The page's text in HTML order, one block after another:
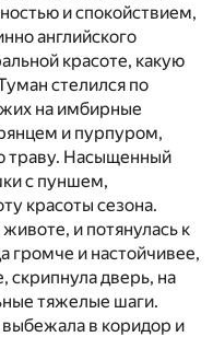
и спокойствием,
английского
красоте, какую
стелился по
на имбирные
и пурпуром,
траву. Насыщенный
с пуншем,
красоты сезона.
и потянулась к
громче и настойчивее,
скрипнула дверь, на
тяжелые шаги.
в коридор и